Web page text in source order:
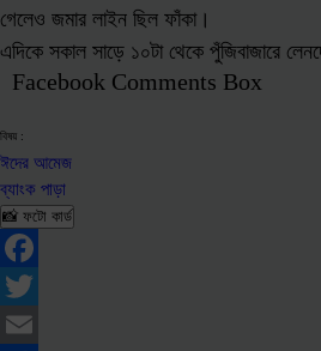
গেলেও জমার লাইন ছিল ফাঁকা।
এদিকে সকাল সাড়ে ১০টা থেকে পুঁজিবাজারে
Facebook Comments Box
বিষয় :
ঈদের আমেজ
ব্যাংক পাড়া
📸 ফটো কার্ড
Facebook
Twitter